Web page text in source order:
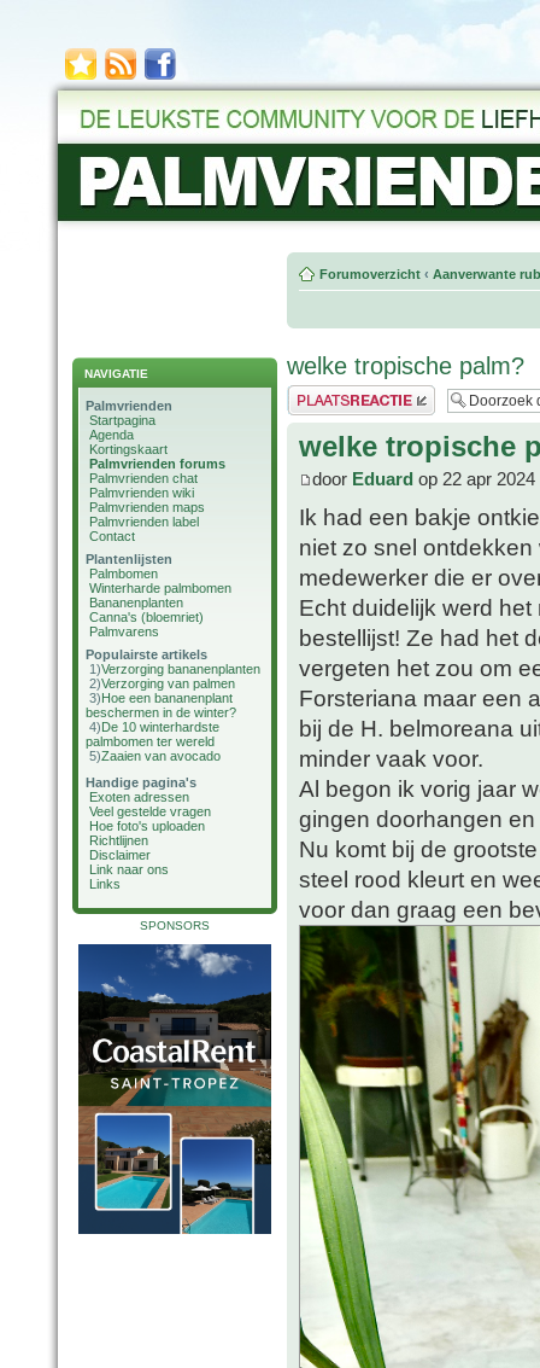
NAVIGATIE
Palmvrienden
Startpagina
Agenda
Kortingskaart
Palmvrienden forums
Palmvrienden chat
Palmvrienden wiki
Palmvrienden maps
Palmvrienden label
Contact
Plantenlijsten
Palmbomen
Winterharde palmbomen
Bananenplanten
Canna's (bloemriet)
Palmvarens
Populairste artikels
1)Verzorging bananenplanten
2)Verzorging van palmen
3)Hoe een bananenplant
beschermen in de winter?
4)De 10 winterhardste
palmbomen ter wereld
5)Zaaien van avocado
Handige pagina's
Exoten adressen
Veel gestelde vragen
Hoe foto's uploaden
Richtlijnen
Disclaimer
Link naar ons
Links
SPONSORS
Forumoverzicht ‹ Aanverwante
welke tropische palm?
Plaats een reactie
welke tropische
door Eduard op 22 apr 2024
Ik had een bakje
niet zo snel
medewerker die er
Echt duidelijk werd
bestellijst! Ze had het
vergeten het zou om
Forsteriana maar een
bij de H. belmoreana
minder vaak voor.
Al begon ik vorig jaar
gingen doorhangen
Nu komt bij de
steel rood kleurt en
voor dan graag een